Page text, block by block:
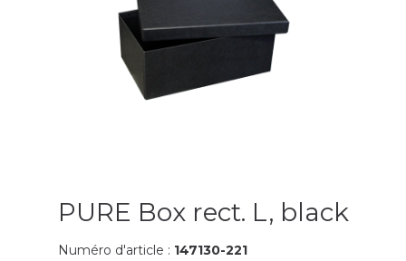
PURE Box rect. L, black
Numéro d'article : 147130-221